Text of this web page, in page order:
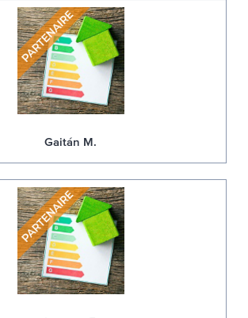
Gaitán M.